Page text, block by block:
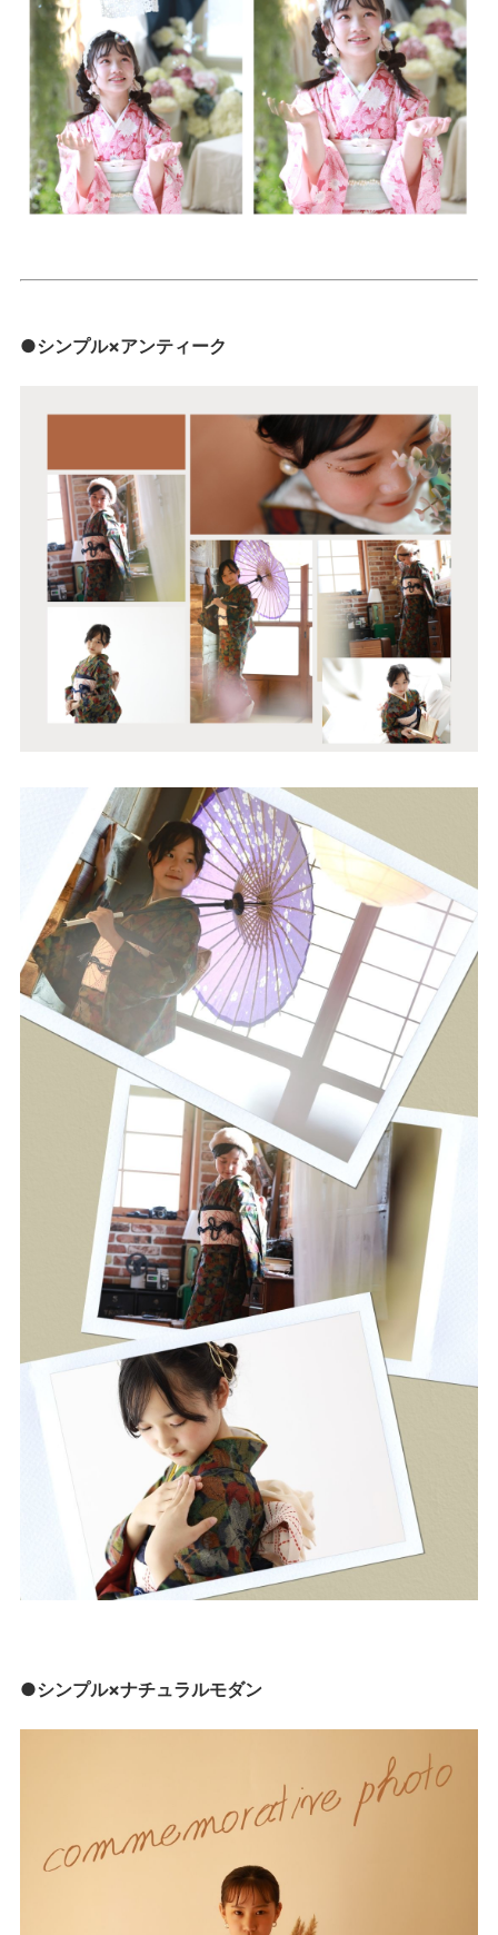
●シンプル×アンティーク
●シンプル×ナチュラルモダン